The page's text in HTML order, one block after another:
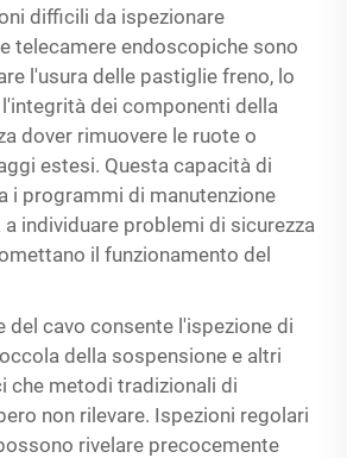
difficili da ispezionare
telecamere endoscopiche sono
l'usura delle pastiglie freno, lo
dei componenti della
dover rimuovere le ruote o
estesi. Questa capacità di
i programmi di manutenzione
a individuare problemi di sicurezza
il funzionamento del
del cavo consente l'ispezione di
della sospensione e altri
che metodi tradizionali di
non rilevare. Ispezioni regolari
rivelare precocemente